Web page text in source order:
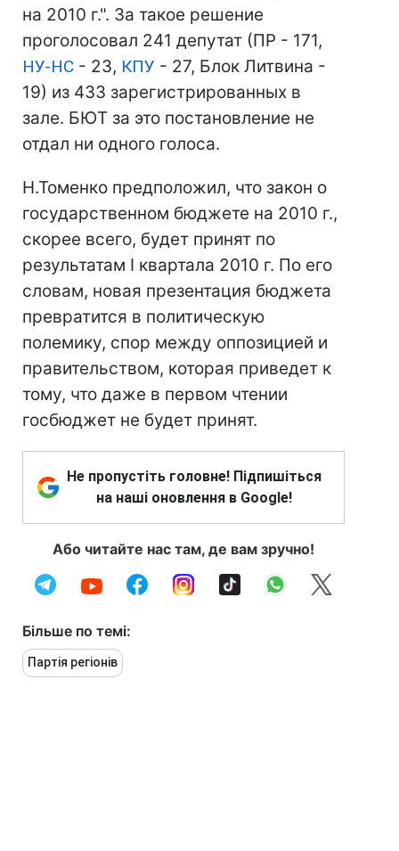
на 2010 г.". За такое решение
проголосовал 241 депутат (ПР - 171,
НУ-НС - 23, КПУ - 27, Блок Литвина -
19) из 433 зарегистрированных в
зале. БЮТ за это постановление не
отдал ни одного голоса.
Н.Томенко предположил, что закон о
государственном бюджете на 2010 г.,
скорее всего, будет принят по
результатам I квартала 2010 г. По его
словам, новая презентация бюджета
превратится в политическую
полемику, спор между оппозицией и
правительством, которая приведет к
тому, что даже в первом чтении
госбюджет не будет принят.
Не пропустіть головне! Підпишіться
на наші оновлення в Google!
Або читайте нас там, де вам зручно!
Більше по темі:
Партія регіонів